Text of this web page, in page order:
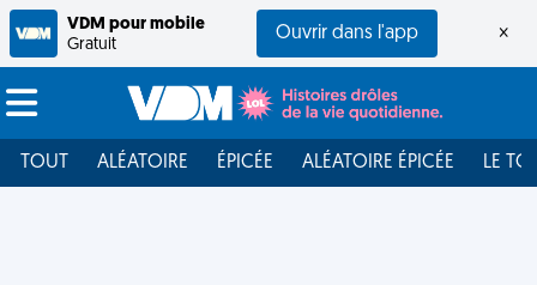
VDM pour mobile
Gratuit
Ouvrir dans l'app ×
TOUT ALÉATOIRE ÉPICÉE ALÉATOIRE ÉPICÉE LE